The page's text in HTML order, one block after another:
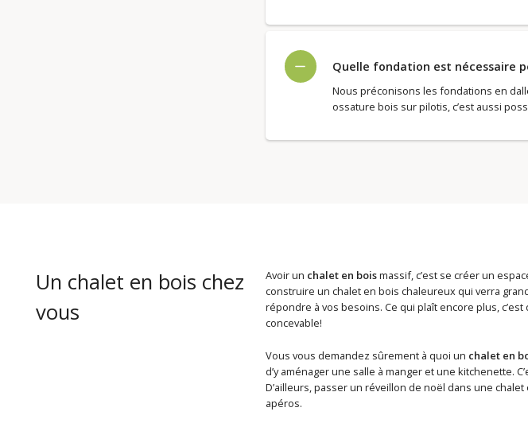
Quelle fondation est nécessaire
Nous préconisons les fondations en
ossature bois sur pilotis, c’est aussi
Un chalet en bois chez
vous
Avoir un chalet en boismassif, c’est se créer un
construire un chalet en bois chaleureux qui verra
répondre à vos besoins. Ce qui plaît encore plus,
concevable!
Vous vous demandez sûrement à quoi un chalet en
d’y aménager une salle à manger et une kitchenette.
D’ailleurs, passer un réveillon de noël dans une
apéros.